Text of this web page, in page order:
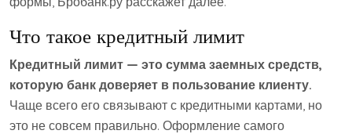
Что такое кредитный лимит
Кредитный лимит — это сумма заемных средств,
которую банк доверяет в пользование клиенту.
Чаще всего его связывают с кредитными картами, но
это не совсем правильно. Оформление самого